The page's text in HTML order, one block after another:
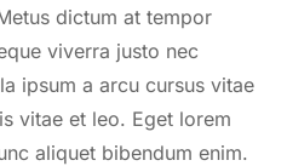
dictum at tempor
viverra justo nec
ipsum a arcu cursus vitae
vitae et leo. Eget lorem
aliquet bibendum enim.